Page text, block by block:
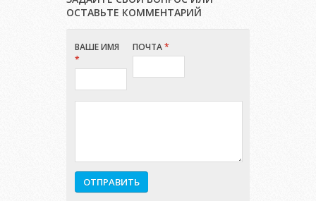
ОСТАВЬТЕ КОММЕНТАРИЙ
ВАШЕ ИМЯ
*
ПОЧТА*